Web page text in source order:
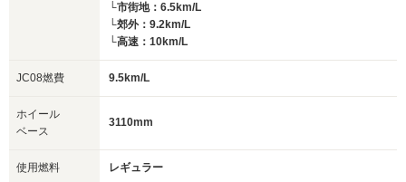
└市街地：6.5km/L
└郊外：9.2km/L
└高速：10km/L
JC08燃費 9.5km/L
ホイール
ベース
3110mm
使用燃料 レギュラー